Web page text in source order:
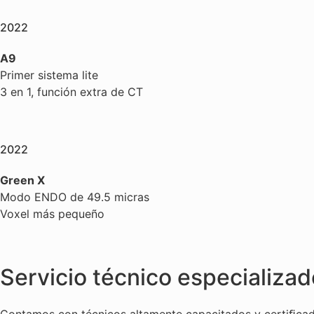
2022
A9
Primer sistema lite
3 en 1, función extra de CT
2022
Green X
Modo ENDO de 49.5 micras
Voxel más pequeño
Servicio técnico